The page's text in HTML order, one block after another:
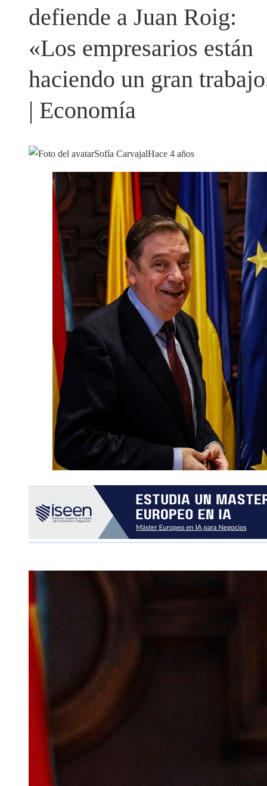
defiende a Juan Roig:
«Los empresarios están
haciendo un gran
| Economía
Sofía CarvajalHace 4 años